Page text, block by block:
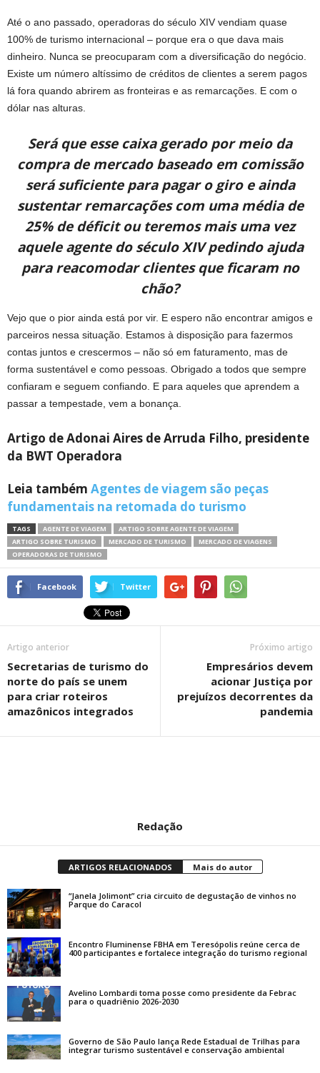
Até o ano passado, operadoras do século XIV vendiam quase
100% de turismo internacional – porque era o que dava mais
dinheiro. Nunca se preocuparam com a diversificação do negócio.
Existe um número altíssimo de créditos de clientes a serem pagos
lá fora quando abrirem as fronteiras e as remarcações. E com o
dólar nas alturas.
Será que esse caixa gerado por meio da
compra de mercado baseado em comissão
será suficiente para pagar o giro e ainda
sustentar remarcações com uma média de
25% de déficit ou teremos mais uma vez
aquele agente do século XIV pedindo ajuda
para reacomodar clientes que ficaram no
chão?
Vejo que o pior ainda está por vir. E espero não encontrar amigos e
parceiros nessa situação. Estamos à disposição para fazermos
contas juntos e crescermos – não só em faturamento, mas de
forma sustentável e como pessoas. Obrigado a todos que sempre
confiaram e seguem confiando. E para aqueles que aprendem a
passar a tempestade, vem a bonança.
Artigo de Adonai Aires de Arruda Filho, presidente
da BWT Operadora
Leia também Agentes de viagem são peças
fundamentais na retomada do turismo
TAGS AGENTE DE VIAGEM
ARTIGO SOBRE AGENTE DE VIAGEM
ARTIGO SOBRE TURISMO
MERCADO DE TURISMO
MERCADO DE VIAGENS
OPERADORAS DE TURISMO
Facebook Twitter
Artigo anterior
Secretarias de turismo do
norte do país se unem
para criar roteiros
amazônicos integrados
Próximo artigo
Empresários devem
acionar Justiça por
prejuízos decorrentes da
pandemia
Redação
ARTIGOS RELACIONADOS Mais do autor
“Janela Jolimont” cria circuito de degustação de vinhos no
Parque do Caracol
Encontro Fluminense FBHA em Teresópolis reúne cerca de
400 participantes e fortalece integração do turismo regional
Avelino Lombardi toma posse como presidente da Febrac
para o quadriênio 2026-2030
Governo de São Paulo lança Rede Estadual de Trilhas para
integrar turismo sustentável e conservação ambiental